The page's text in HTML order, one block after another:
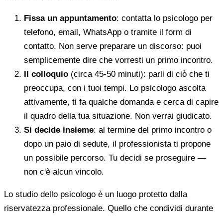
Fissa un appuntamento: contatta lo psicologo per
telefono, email, WhatsApp o tramite il form di
contatto. Non serve preparare un discorso: puoi
semplicemente dire che vorresti un primo incontro.
Il colloquio (circa 45-50 minuti): parli di ciò che ti
preoccupa, con i tuoi tempi. Lo psicologo ascolta
attivamente, ti fa qualche domanda e cerca di capire
il quadro della tua situazione. Non verrai giudicato.
Si decide insieme: al termine del primo incontro o
dopo un paio di sedute, il professionista ti propone
un possibile percorso. Tu decidi se proseguire —
non c'è alcun vincolo.
Lo studio dello psicologo è un luogo protetto dalla
riservatezza professionale. Quello che condividi durante